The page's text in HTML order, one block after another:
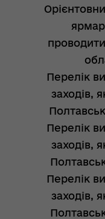
Перелік
заходів,
Перелік
заходів,
Перелік
заходів,